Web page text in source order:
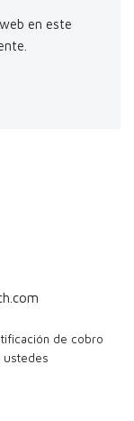
en este
de cobro
ustedes